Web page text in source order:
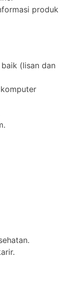
produk
(lisan dan